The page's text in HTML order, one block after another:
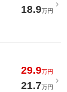
18.9万円
29.9万円
21.7万円